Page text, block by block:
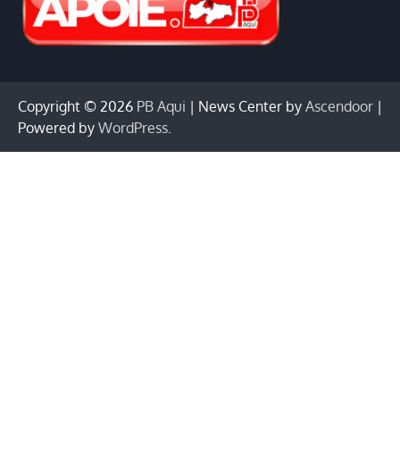
Copyright © 2026 PB Aqui | News Center by Ascendoor |
Powered by WordPress.